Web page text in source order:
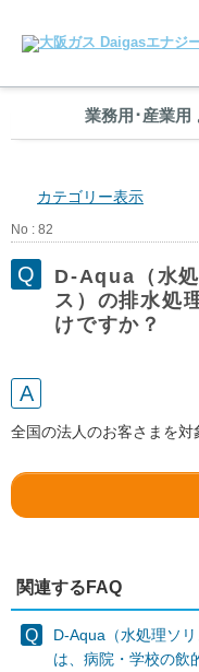
業務用 ･産業用
カテゴリー表示
No : 82
D-Aqua（水
ス）の排水処
けですか？
全国の法人のお客さまを対
関連するFAQ
D-Aqua（水処理ソ
は、病院・学校の飲